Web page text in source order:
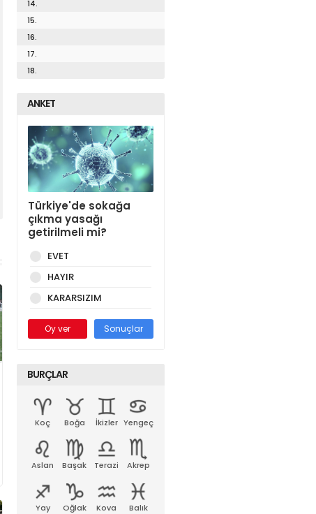
14.
15.
16.
17.
18.
ANKET
Türkiye'de sokağa
çıkma yasağı
getirilmeli mi?
EVET
HAYIR
KARARSIZIM
Oy ver Sonuçlar
BURÇLAR
Koç Boğa İkizler Yengeç
Aslan Başak Terazi Akrep
Yay Oğlak Kova Balık